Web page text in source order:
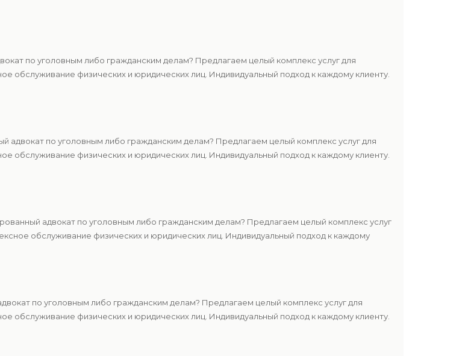
по уголовным либо гражданским делам? Предлагаем целый комплекс услуг для
обслуживание физических и юридических лиц. Индивидуальный подход к каждому клиенту.
по уголовным либо гражданским делам? Предлагаем целый комплекс услуг для
обслуживание физических и юридических лиц. Индивидуальный подход к каждому клиенту.
адвокат по уголовным либо гражданским делам? Предлагаем целый комплекс услуг
обслуживание физических и юридических лиц. Индивидуальный подход к каждому
по уголовным либо гражданским делам? Предлагаем целый комплекс услуг для
обслуживание физических и юридических лиц. Индивидуальный подход к каждому клиенту.